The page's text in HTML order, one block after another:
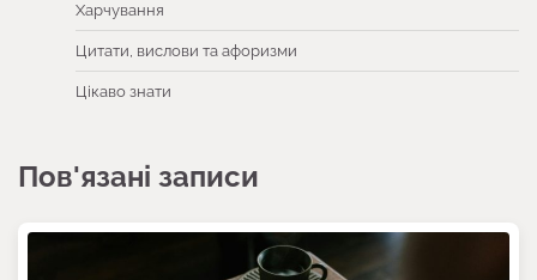
Харчування
Цитати, вислови та афоризми
Цікаво знати
Пов'язані записи